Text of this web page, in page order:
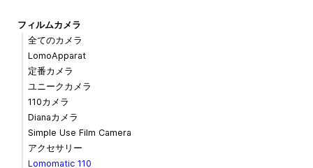
フィルムカメラ
全てのカメラ
LomoApparat
定番カメラ
ユニークカメラ
110カメラ
Dianaカメラ
Simple Use Film Camera
アクセサリー
Lomomatic 110